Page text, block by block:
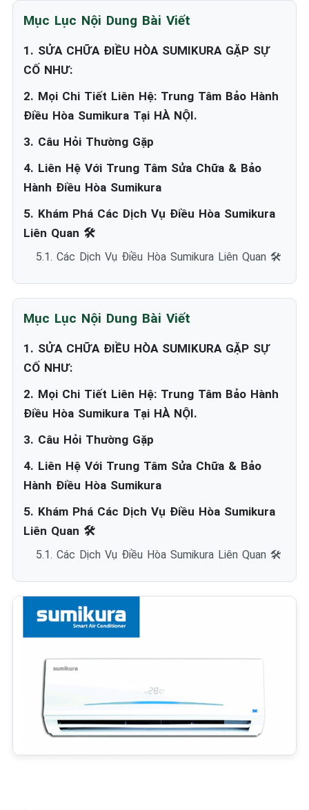
Mục Lục Nội Dung Bài Viết
1. SỬA CHỮA ĐIỀU HÒA SUMIKURA GẶP SỰ
CỐ NHƯ:
2. Mọi Chi Tiết Liên Hệ: Trung Tâm Bảo Hành
Điều Hòa Sumikura Tại HÀ NỘI.
3. Câu Hỏi Thường Gặp
4. Liên Hệ Với Trung Tâm Sửa Chữa & Bảo
Hành Điều Hòa Sumikura
5. Khám Phá Các Dịch Vụ Điều Hòa Sumikura
Liên Quan 🛠️
5.1. Các Dịch Vụ Điều Hòa Sumikura Liên Quan 🛠️
Mục Lục Nội Dung Bài Viết
1. SỬA CHỮA ĐIỀU HÒA SUMIKURA GẶP SỰ
CỐ NHƯ:
2. Mọi Chi Tiết Liên Hệ: Trung Tâm Bảo Hành
Điều Hòa Sumikura Tại HÀ NỘI.
3. Câu Hỏi Thường Gặp
4. Liên Hệ Với Trung Tâm Sửa Chữa & Bảo
Hành Điều Hòa Sumikura
5. Khám Phá Các Dịch Vụ Điều Hòa Sumikura
Liên Quan 🛠️
5.1. Các Dịch Vụ Điều Hòa Sumikura Liên Quan 🛠️